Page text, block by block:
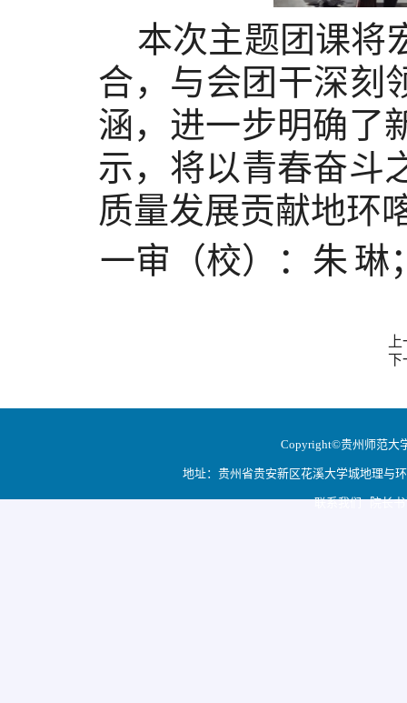
本次主题团课将
合，与会团干深刻
涵，进一步明确了
示，将以青春奋斗
质量发展贡献地环
一审 （校） ：朱 琳
下
Copyright©贵州师范大
地址：贵州省贵安新区花溪大学城地理与
联系我们 院长书